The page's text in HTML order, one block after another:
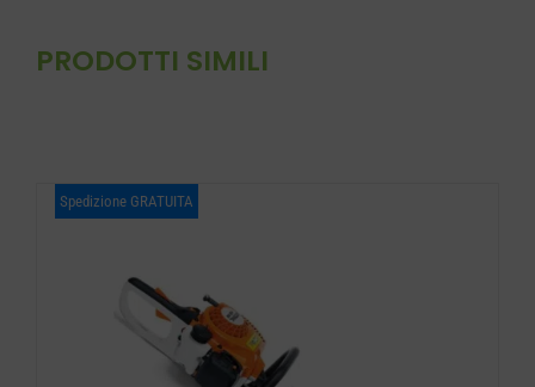
PRODOTTI SIMILI
Spedizione GRATUITA